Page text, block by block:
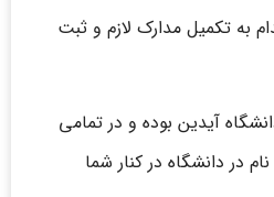
به تکمیل مدارک لازم و ثبت
آیدین بوده و در تمامی
در دانشگاه در کنار شما